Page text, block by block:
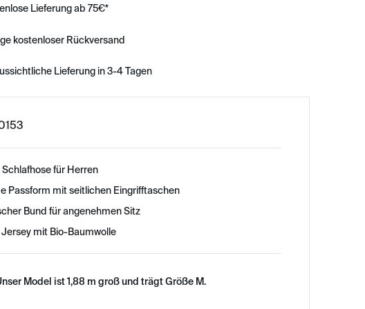
Lieferung ab 75€*
kostenloser Rückversand
Lieferung in 3-4 Tagen
Schlafhose für Herren
Passform mit seitlichen Eingrifftaschen
Bund für angenehmen Sitz
Jersey mit Bio-Baumwolle
Model ist 1,88 m groß und trägt Größe M.